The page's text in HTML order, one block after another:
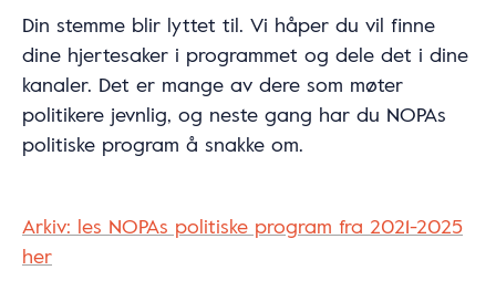
Din stemme blir lyttet til. Vi håper du vil finne
dine hjertesaker i programmet og dele det i dine
kanaler. Det er mange av dere som møter
politikere jevnlig, og neste gang har du NOPAs
politiske program å snakke om.
Arkiv: les NOPAs politiske program fra 2021-2025
her